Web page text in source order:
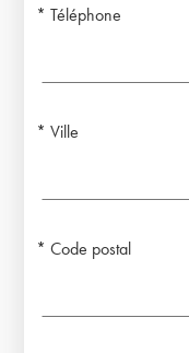
Téléphone
Ville
Code postal